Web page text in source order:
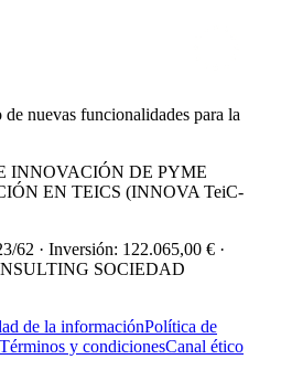
nuevas funcionalidades para la
INNOVACIÓN DE PYME
EN TEICS (INNOVA TeiC-
62 · Inversión: 122.065,00 € ·
SOCIEDAD
de la informaciónPolítica de
Términos y condicionesCanal ético